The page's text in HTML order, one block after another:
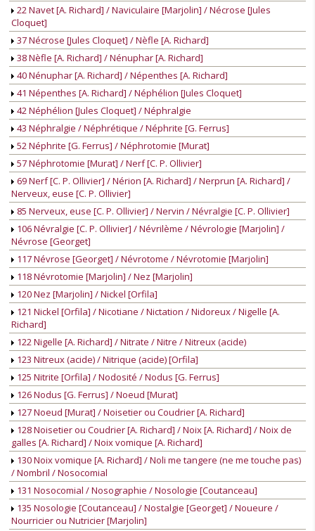
22 Navet [A. Richard] / Naviculaire [Marjolin] / Nécrose [Jules
Cloquet]
37 Nécrose [Jules Cloquet] / Nèfle [A. Richard]
38 Nèfle [A. Richard] / Nénuphar [A. Richard]
40 Nénuphar [A. Richard] / Népenthes [A. Richard]
41 Népenthes [A. Richard] / Néphélion [Jules Cloquet]
42 Néphélion [Jules Cloquet] / Néphralgie
43 Néphralgie / Néphrétique / Néphrite [G. Ferrus]
52 Néphrite [G. Ferrus] / Néphrotomie [Murat]
57 Néphrotomie [Murat] / Nerf [C. P. Ollivier]
69 Nerf [C. P. Ollivier] / Nérion [A. Richard] / Nerprun [A. Richard] /
Nerveux, euse [C. P. Ollivier]
85 Nerveux, euse [C. P. Ollivier] / Nervin / Névralgie [C. P. Ollivier]
106 Névralgie [C. P. Ollivier] / Névrilème / Névrologie [Marjolin] /
Névrose [Georget]
117 Névrose [Georget] / Névrotome / Névrotomie [Marjolin]
118 Névrotomie [Marjolin] / Nez [Marjolin]
120 Nez [Marjolin] / Nickel [Orfila]
121 Nickel [Orfila] / Nicotiane / Nictation / Nidoreux / Nigelle [A.
Richard]
122 Nigelle [A. Richard] / Nitrate / Nitre / Nitreux (acide)
123 Nitreux (acide) / Nitrique (acide) [Orfila]
125 Nitrite [Orfila] / Nodosité / Nodus [G. Ferrus]
126 Nodus [G. Ferrus] / Noeud [Murat]
127 Noeud [Murat] / Noisetier ou Coudrier [A. Richard]
128 Noisetier ou Coudrier [A. Richard] / Noix [A. Richard] / Noix de
galles [A. Richard] / Noix vomique [A. Richard]
130 Noix vomique [A. Richard] / Noli me tangere (ne me touche pas)
/ Nombril / Nosocomial
131 Nosocomial / Nosographie / Nosologie [Coutanceau]
135 Nosologie [Coutanceau] / Nostalgie [Georget] / Noueure /
Nourricier ou Nutricier [Marjolin]